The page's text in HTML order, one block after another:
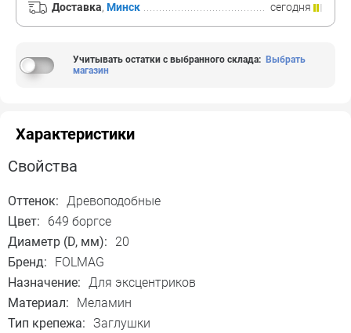
Доставка, Минск сегодня
Учитывать остатки с выбранного склада: Выбрать
магазин
Характеристики
Свойства
Оттенок: Древоподобные
Цвет:
649 боргсе
Диаметр (D, мм):
20
Бренд:
FOLMAG
Назначение: Для эксцентриков
Материал:
Меламин
Тип крепежа: Заглушки